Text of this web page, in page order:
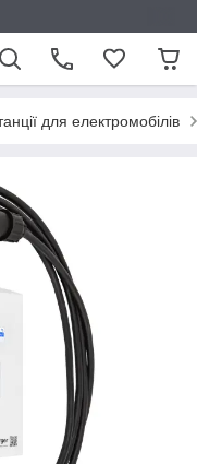
для електромобілів